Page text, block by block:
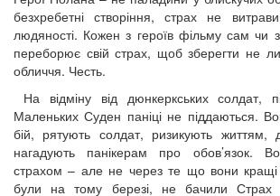
безхребетні створіння, страх не
людяності. Кожен з героїв фільму сам чи
переборює свій страх, щоб зберегти не
обличчя. Честь.
На відміну від дюнкеркських солдат,
Маленьких Суден паніці не піддаються.
бій, рятують солдат, ризикують життям,
нагадують панікерам про обов’язок.
страхом – але не через те що вони
були на тому березі, не бачили Страх